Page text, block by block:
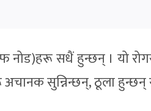
नोड)हरू सधैं हुन्छन् । यो
सुन्निन्छन्, ठूला